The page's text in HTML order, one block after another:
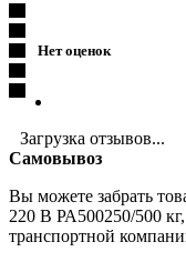
Нет оценок
Загрузка отзывов...
Самовывоз
Вы можете забрать
220 В РА500250/500
транспортной